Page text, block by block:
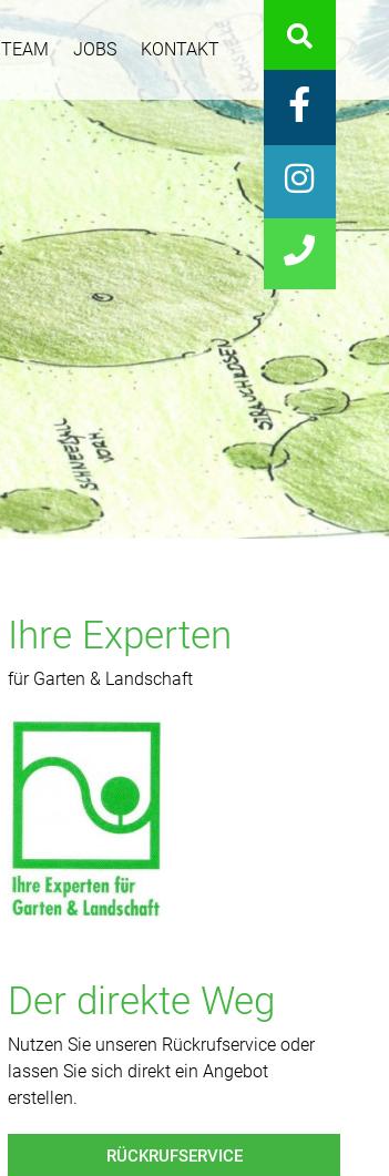
TEAM JOBS KONTAKT
Ihre Experten
für Garten & Landschaft
Der direkte Weg
Nutzen Sie unseren Rückrufservice oder
lassen Sie sich direkt ein Angebot
erstellen.
RÜCKRUFSERVICE